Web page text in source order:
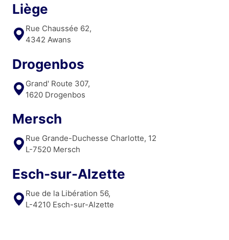
Liège
Rue Chaussée 62,
4342 Awans
Drogenbos
Grand' Route 307,
1620 Drogenbos
Mersch
Rue Grande-Duchesse Charlotte, 12
L-7520 Mersch
Esch-sur-Alzette
Rue de la Libération 56,
L-4210 Esch-sur-Alzette